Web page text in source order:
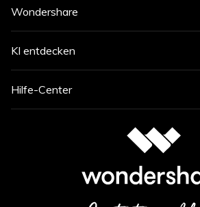
Wondershare
KI entdecken
Hilfe-Center